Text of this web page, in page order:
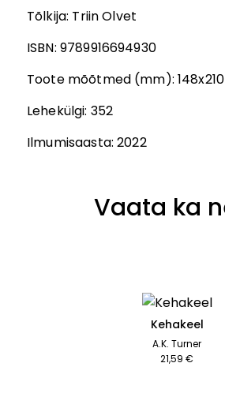
Tõlkija: Triin Olvet
ISBN: 9789916694930
Toote mõõtmed (mm):148x210
Lehekülgi: 352
Ilmumisaasta:2022
Vaata ka
Kehakeel
A.K. Turner
21,59 €